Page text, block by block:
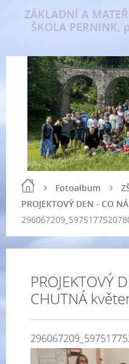
ZÁKLADNÍ A
ŠKOLA PERNINK,
Fotoalbum
PROJEKTOVÝ DEN - CO
PROJEKTOVÝ
CHUTNÁ